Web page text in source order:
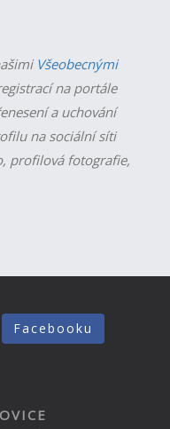
Všeobecnými
na portále
a uchování
na sociální síti
profilová fotografie,
Facebooku